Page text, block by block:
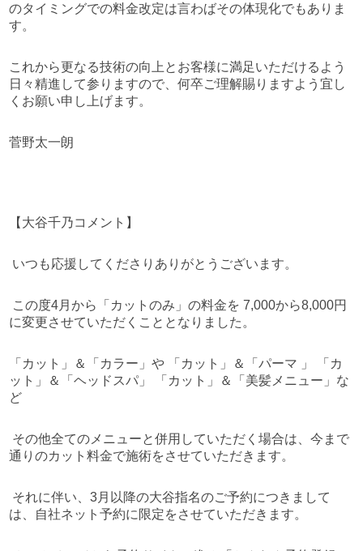
のタイミングでの料金改定は言わばその体現化でもありま
す。
これから更なる技術の向上とお客様に満足いただけるよう
日々精進して参りますので、何卒ご理解賜りますよう宜し
くお願い申し上げます。
菅野太一朗
【大谷千乃コメント】
いつも応援してくださりありがとうございます。
この度4月から「カットのみ」の料金を 7,000から8,000円
に変更させていただくこととなりました。
「カット」＆「カラー」や 「カット」＆「パーマ 」 「カ
ット」＆「ヘッドスパ」 「カット」＆「美髪メニュー」な
ど
その他全てのメニューと併用していただく場合は、今まで
通りのカット料金で施術をさせていただきます。
それに伴い、3月以降の大谷指名のご予約につきまして
は、自社ネット予約に限定をさせていただきます。